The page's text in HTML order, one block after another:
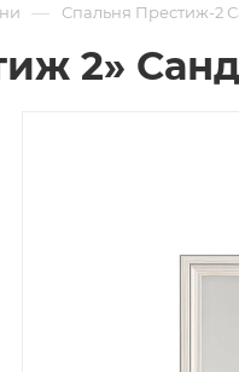
— Спальня Престиж-2
2»